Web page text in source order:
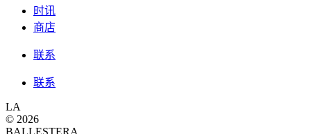
时讯
商店
联系
联系
LA
© 2026